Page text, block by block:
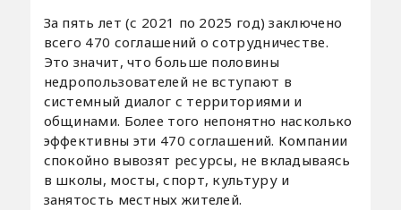
За пять лет (с 2021 по 2025 год) заключено
всего 470 соглашений о сотрудничестве.
Это значит, что больше половины
недропользователей не вступают в
системный диалог с территориями и
общинами. Более того непонятно насколько
эффективны эти 470 соглашений. Компании
спокойно вывозят ресурсы, не вкладываясь
в школы, мосты, спорт, культуру и
занятость местных жителей.